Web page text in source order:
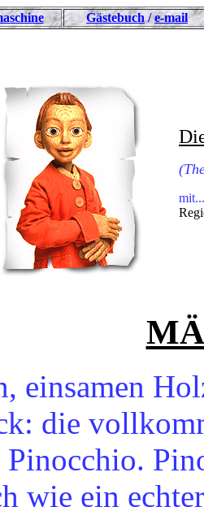
Gästebuch/e-mail
einsamen
die
Pinocchio.
wie ein